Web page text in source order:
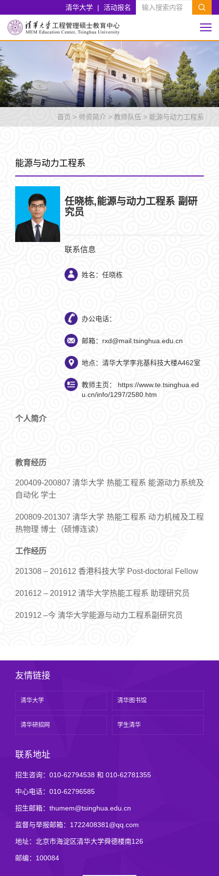
清华大学 | 活动报名
首页 > 师资简介 >教师队伍 > 能源与动力工程系
能源与动力工程系
任晓栋,能源与动力工程系 副研
究员
联系信息
姓名：任晓栋
办公电话：
邮箱：rxd@mail.tsinghua.edu.cn
地点：清华大学李兆基科技大楼A462室
教师主页： https://www.te.tsinghua.ed
u.cn/info/1297/2580.htm
个人简介
教育经历
200409-200807 清华大学 热能工程系 能源动力系统及
自动化 学士
200809-201307 清华大学 热能工程系 动力机械及工程
热物理 博士（硕博连读）
工作经历
201308 – 201612 香港科技大学 Post-doctoral Fellow
201612 – 201912 清华大学热能工程系 助理研究员
201912 –今 清华大学能源与动力工程系副研究员
友情链接
清华大学 清华图书馆
清华研招网 学生清华
联系地址
招生咨询：010-62794538 和 010-62781355
中心电话：010-62796585
招生邮箱：thumem@tsinghua.edu.cn
监督与举报邮箱：1722408381@qq.com
地址：北京市海淀区清华大学舜德楼南126
邮编：100084